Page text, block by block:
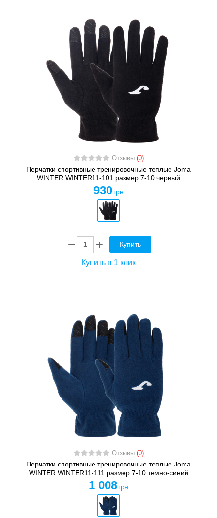
Отзывы (0)
Перчатки спортивные тренировочные теплые Joma
WINTER WINTER11-101 размер 7-10 черный
930 грн
Купить
Купить в 1 клик
Отзывы (0)
Перчатки спортивные тренировочные теплые Joma
WINTER WINTER11-111 размер 7-10 темно-синий
1 008 грн